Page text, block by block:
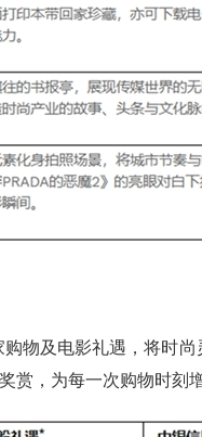
物及电影礼遇，将时尚
赏，为每一次购物时刻